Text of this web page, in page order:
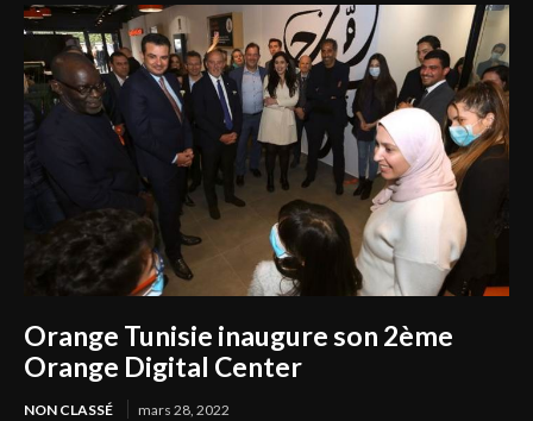
Orange Tunisie inaugure son 2ème
Orange Digital Center
NON CLASSÉ mars 28, 2022